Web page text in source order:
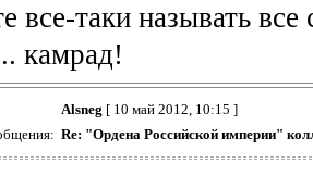
все-таки называть
камрад!
Alsneg [ 10 май 2012, 10:15 ]
Re: "Ордена Российской империи"